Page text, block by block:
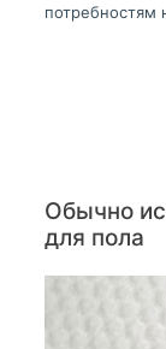
потребностям
Обычно
для пола